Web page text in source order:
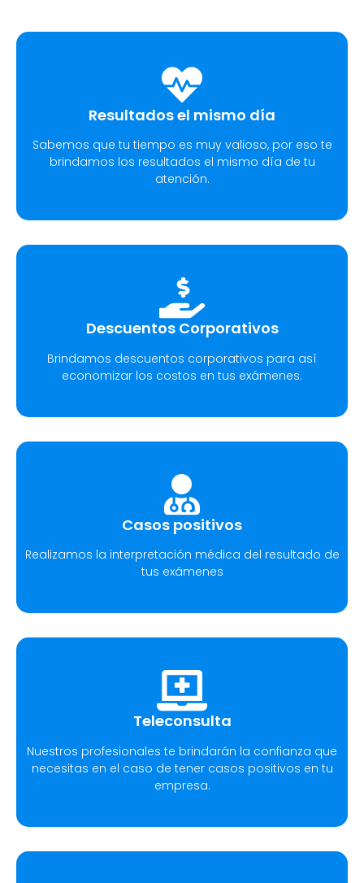
Resultados el mismo día
Sabemos que tu tiempo es muy valioso, por eso te
brindamos los resultados el mismo día de tu
atención.
Descuentos Corporativos
Brindamos descuentos corporativos para así
economizar los costos en tus exámenes.
Casos positivos
Realizamos la interpretación médica del resultado de
tus exámenes
Teleconsulta
Nuestros profesionales te brindarán la confianza que
necesitas en el caso de tener casos positivos en tu
empresa.